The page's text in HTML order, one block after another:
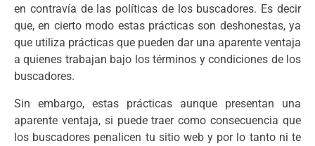
en contravía de las políticas de los buscadores. Es decir
que, en cierto modo estas prácticas son deshonestas, ya
que utiliza prácticas que pueden dar una aparente ventaja
a quienes trabajan bajo los términos y condiciones de los
buscadores.
Sin embargo, estas prácticas aunque presentan una
aparente ventaja, si puede traer como consecuencia que
los buscadores penalicen tu sitio web y por lo tanto ni te